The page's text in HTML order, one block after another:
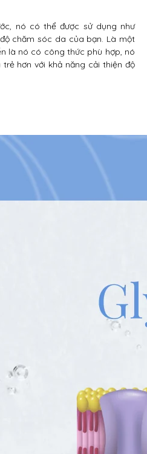
nó có thể được sử dụng như
chăm sóc da của bạn. Là một
là nó có công thức phù hợp, nó
hơn với khả năng cải thiện độ